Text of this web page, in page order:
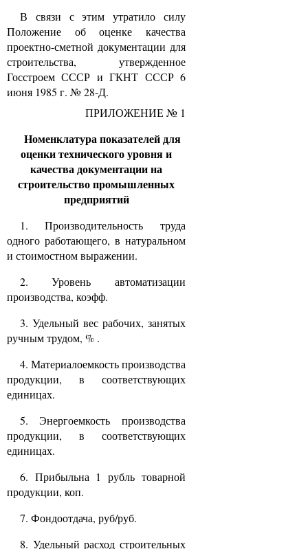
В связи с этим утратило силу
Положение об оценке качества
проектно-сметной документации для
строительства, утвержденное
Госстроем СССР и ГКНТ СССР 6
июня 1985 г. № 28-Д.
ПРИЛОЖЕНИЕ № 1
Номенклатура показателей для
оценки технического уровня и
качества документации на
строительство промышленных
предприятий
1. Производительность труда
одного работающего, в натуральном
и стоимостном выражении.
2. Уровень автоматизации
производства, коэфф.
3. Удельный вес рабочих, занятых
ручным трудом, % .
4. Материалоемкость производства
продукции, в соответствующих
единицах.
5. Энергоемкость производства
продукции, в соответствующих
единицах.
6. Прибыльна 1 рубль товарной
продукции, коп.
7. Фондоотдача, руб/руб.
8. Удельный расход строительных